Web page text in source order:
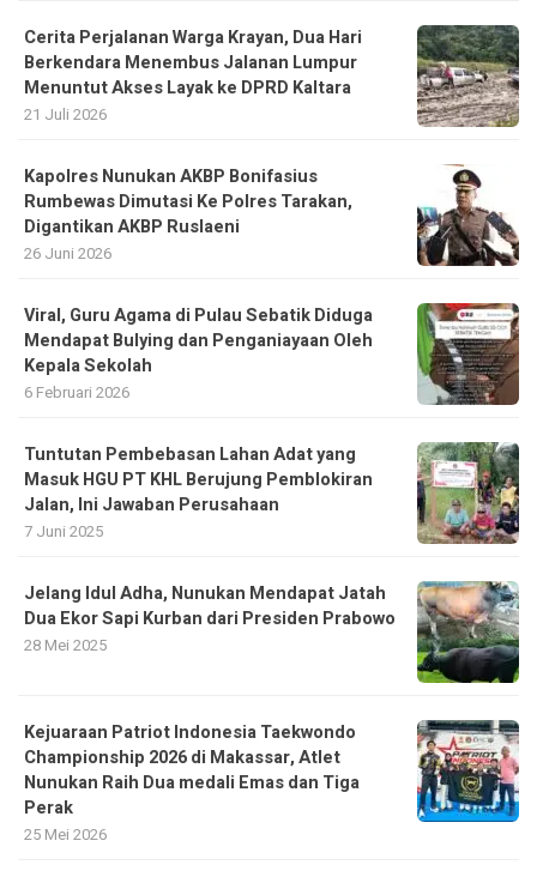
Cerita Perjalanan Warga Krayan, Dua Hari
Berkendara Menembus Jalanan Lumpur
Menuntut Akses Layak ke DPRD Kaltara
21 Juli 2026
Kapolres Nunukan AKBP Bonifasius
Rumbewas Dimutasi Ke Polres Tarakan,
Digantikan AKBP Ruslaeni
26 Juni 2026
Viral, Guru Agama di Pulau Sebatik Diduga
Mendapat Bulying dan Penganiayaan Oleh
Kepala Sekolah
6 Februari 2026
Tuntutan Pembebasan Lahan Adat yang
Masuk HGU PT KHL Berujung Pemblokiran
Jalan, Ini Jawaban Perusahaan
7 Juni 2025
Jelang Idul Adha, Nunukan Mendapat Jatah
Dua Ekor Sapi Kurban dari Presiden Prabowo
28 Mei 2025
Kejuaraan Patriot Indonesia Taekwondo
Championship 2026 di Makassar, Atlet
Nunukan Raih Dua medali Emas dan Tiga
Perak
25 Mei 2026